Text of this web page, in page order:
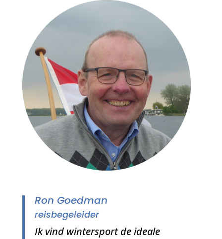
Ron Goedman
reisbegeleider
Ik vind wintersport de ideale